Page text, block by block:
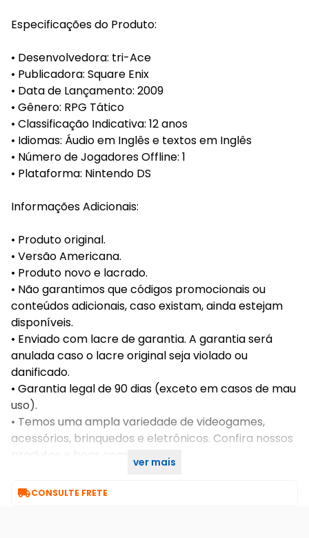
Especificações do Produto:
• Desenvolvedora: tri-Ace
• Publicadora: Square Enix
• Data de Lançamento: 2009
• Gênero: RPG Tático
• Classificação Indicativa: 12 anos
• Idiomas: Áudio em Inglês e textos em Inglês
• Número de Jogadores Offline: 1
• Plataforma: Nintendo DS
Informações Adicionais:
• Produto original.
• Versão Americana.
• Produto novo e lacrado.
• Não garantimos que códigos promocionais ou
conteúdos adicionais, caso existam, ainda estejam
disponíveis.
• Enviado com lacre de garantia. A garantia será
anulada caso o lacre original seja violado ou
danificado.
• Garantia legal de 90 dias (exceto em casos de mau
uso).
• Temos uma ampla variedade de videogames,
acessórios, brinquedos e eletrônicos. Confira nossos
produtos e boas compras!ver mais
CONSULTE FRETE